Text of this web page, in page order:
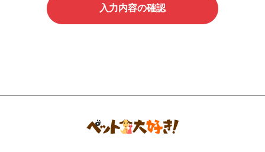
当社がお預かりする個人情報は、お客様の同意・承諾を
得た場合や法令等に基づく開示・提供が必要な場合、人
当社がお預かりする氏名、住所、電話番号等の個人情報
は当社が責任を持って管理し、個人情報への不正アクセ